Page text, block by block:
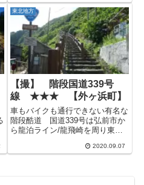
ブリッジと言う橋です。 ベイブ
リッジは横浜だけじゃない青森に
もあるんだぞ！とか、氷川丸は
無...
東北地方
【撮】 階段国道339号
線 ★★★ 【外ヶ浜町】
車もバイクも通行できない有名な
階段酷道 国道339号は弘前市か
ら龍泊ライン/龍飛崎を周り東津
108㎞の国道ですが、龍飛崎近く
2020.09.07